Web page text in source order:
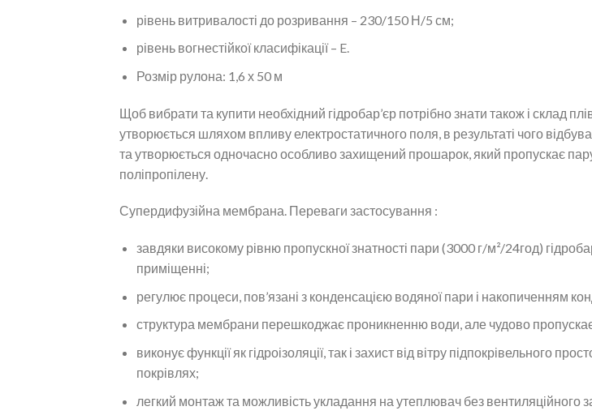
рівень витривалості до розривання – 230/150 Н/5 см;
рівень вогнестійкої класифікації – E.
Розмір рулона: 1,6 х 50 м
Щоб вибрати та купити необхідний гідробар’єр потрібно знати також і склад
утворюється шляхом впливу електростатичного поля, в результаті чого
та утворюється одночасно особливо захищений прошарок, який пропускає
поліпропілену.
Супердифузійна мембрана. Переваги застосування :
завдяки високому рівню пропускної знатності пари (3000 г/м²/24год)
приміщенні;
регулює процеси, пов’язані з конденсацією водяної пари і накопиченням
структура мембрани перешкоджає проникненню води, але чудово
виконує функції як гідроізоляції, так і захист від вітру підпокрівельного
покрівлях;
легкий монтаж та можливість укладання на утеплювач без вентиляційного